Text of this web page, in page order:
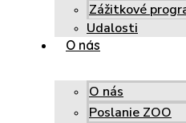
Zážitkové
Udalosti
O nás
O nás
Poslanie ZOO